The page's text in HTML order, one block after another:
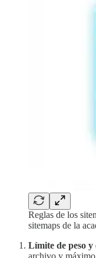
Reglas de los
sitemaps de la
Límite de peso y
archivo y máximo